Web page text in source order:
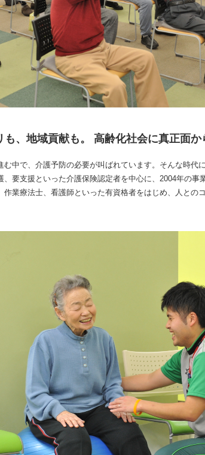
、地域貢献も。 高齢化社会に真正面か
む中で、介護予防の必要が叫ばれています。そんな時代
、要支援といった介護保険認定者を中心に、2004年の
作業療法士、看護師といった有資格者をはじめ、人との